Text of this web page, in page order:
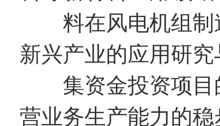
料在风电机组
新兴产业的应用研
集资金投资项
营业务生产能力的